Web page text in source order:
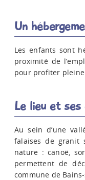
Un
Les enfants sont
proximité de
pour profiter
Le lieu et ses
Au sein d’une
falaises de granit
nature : canoë,
permettent de
commune de